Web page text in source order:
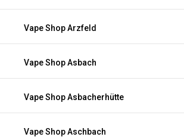
Vape Shop Arzfeld
Vape Shop Asbach
Vape Shop Asbacherhütte
Vape Shop Aschbach